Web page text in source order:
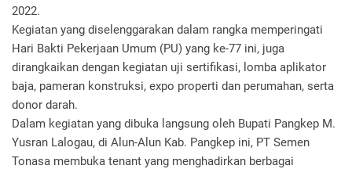
2022.
Kegiatan yang diselenggarakan dalam rangka memperingati
Hari Bakti Pekerjaan Umum (PU) yang ke-77 ini, juga
dirangkaikan dengan kegiatan uji sertifikasi, lomba aplikator
baja, pameran konstruksi, expo properti dan perumahan, serta
donor darah.
Dalam kegiatan yang dibuka langsung oleh Bupati Pangkep M.
Yusran Lalogau, di Alun-Alun Kab. Pangkep ini, PT Semen
Tonasa membuka tenant yang menghadirkan berbagai